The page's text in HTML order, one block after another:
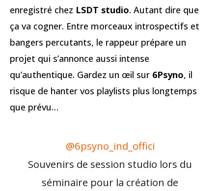
enregistré chez LSDT studio. Autant dire que
ça va cogner. Entre morceaux introspectifs et
bangers percutants, le rappeur prépare un
projet qui s’annonce aussi intense
qu’authentique. Gardez un œil sur 6Psyno, il
risque de hanter vos playlists plus longtemps
que prévu…
@6psyno_ind_offici
Souvenirs de session studio lors du
séminaire pour la création de